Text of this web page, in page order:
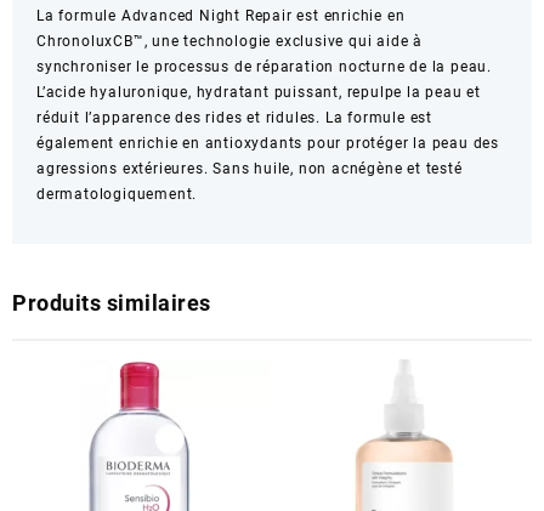
La formule Advanced Night Repair est enrichie en
ChronoluxCB™, une technologie exclusive qui aide à
synchroniser le processus de réparation nocturne de la peau.
L’acide hyaluronique, hydratant puissant, repulpe la peau et
réduit l’apparence des rides et ridules. La formule est
également enrichie en antioxydants pour protéger la peau des
agressions extérieures. Sans huile, non acnégène et testé
dermatologiquement.
Produits similaires